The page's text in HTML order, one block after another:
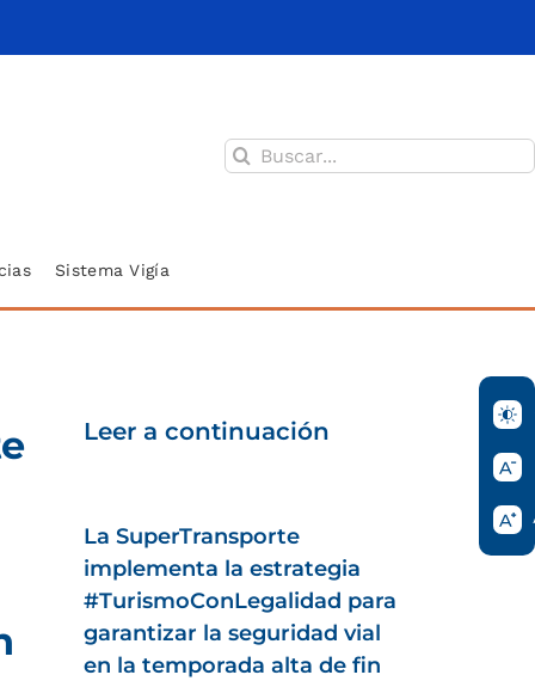
Buscar:
Sistema Vigía
Leer a continuación
La SuperTransporte
implementa la estrategia
#TurismoConLegalidad para
garantizar la seguridad vial
en la temporada alta de fin